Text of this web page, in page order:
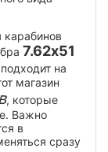
7.62x51
на
магазин
, которые
Важно
в
сразу